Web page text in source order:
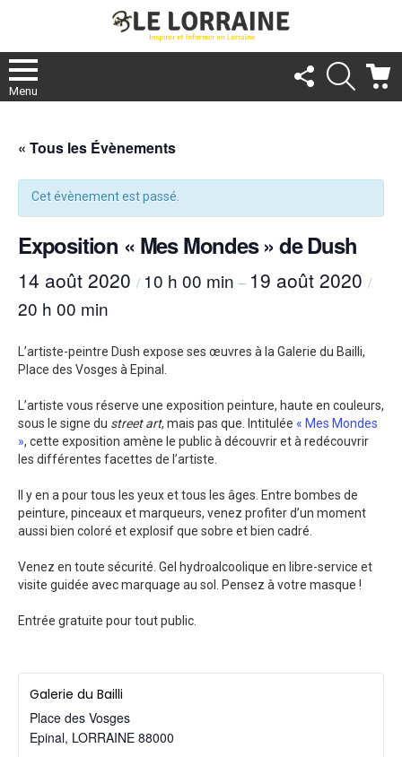
Menu
FOLLOW
US
« Tous les Évènements
Cet évènement est passé.
Exposition « Mes Mondes » de Dush
14 août 2020 / 10 h 00 min – 19 août 2020 /
20 h 00 min
L’artiste-peintre Dush expose ses œuvres à la Galerie du Bailli,
Place des Vosges à Epinal.
L’artiste vous réserve une exposition peinture, haute en couleurs,
sous le signe du street art, mais pas que. Intitulée « Mes Mondes
», cette exposition amène le public à découvrir et à redécouvrir
les différentes facettes de l’artiste.
Il y en a pour tous les yeux et tous les âges. Entre bombes de
peinture, pinceaux et marqueurs, venez profiter d’un moment
aussi bien coloré et explosif que sobre et bien cadré.
Venez en toute sécurité. Gel hydroalcoolique en libre-service et
visite guidée avec marquage au sol. Pensez à votre masque !
Entrée gratuite pour tout public.
Galerie du Bailli
Place des Vosges
Epinal, LORRAINE 88000